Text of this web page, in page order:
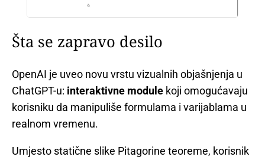
Šta se zapravo desilo
OpenAI je uveo novu vrstu vizualnih objašnjenja u
ChatGPT-u: interaktivne module koji omogućavaju
korisniku da manipuliše formulama i varijablama u
realnom vremenu.
Umjesto statične slike Pitagorine teoreme, korisnik